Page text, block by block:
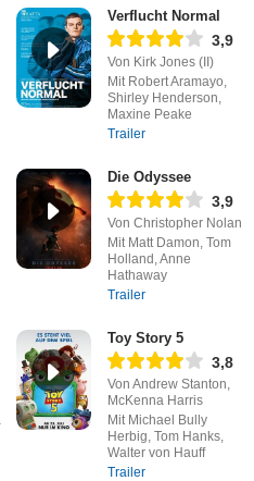
Verflucht Normal
3,9
Von Kirk Jones (II)
Mit Robert Aramayo,
Shirley Henderson,
Maxine Peake
Trailer
Die Odyssee
3,9
Von Christopher Nolan
Mit Matt Damon, Tom
Holland, Anne
Hathaway
Trailer
Toy Story 5
3,8
Von Andrew Stanton,
McKenna Harris
Mit Michael Bully
Herbig, Tom Hanks,
Walter von Hauff
Trailer